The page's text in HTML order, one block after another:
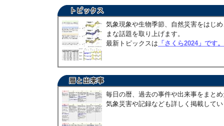
気象現象や生物季節、自然災害をはじ
まな話題を取り上げます。
最新トピックスは 「さくら2024」です。
毎日の暦、過去の事件や出来事をまと
気象災害や記録なども詳しく掲載して